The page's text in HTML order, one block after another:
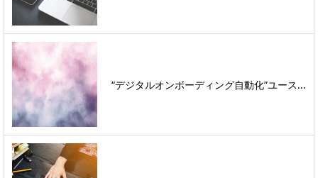
“デジタルオンボーディング自動化”ユース...